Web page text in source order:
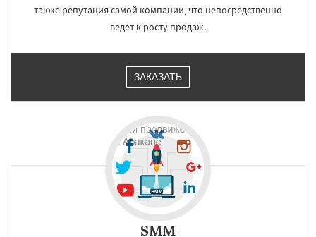
также репутация самой компании, что непосредственно
ведет к росту продаж.
ЗАКАЗАТЬ
SMM